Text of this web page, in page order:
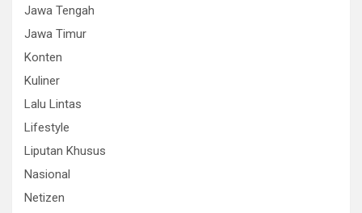
Jawa Tengah
Jawa Timur
Konten
Kuliner
Lalu Lintas
Lifestyle
Liputan Khusus
Nasional
Netizen